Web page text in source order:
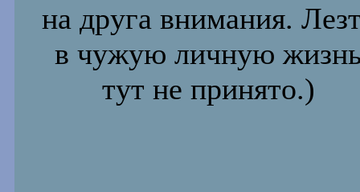
на друга внимания.
в чужую личную
тут не принято.)